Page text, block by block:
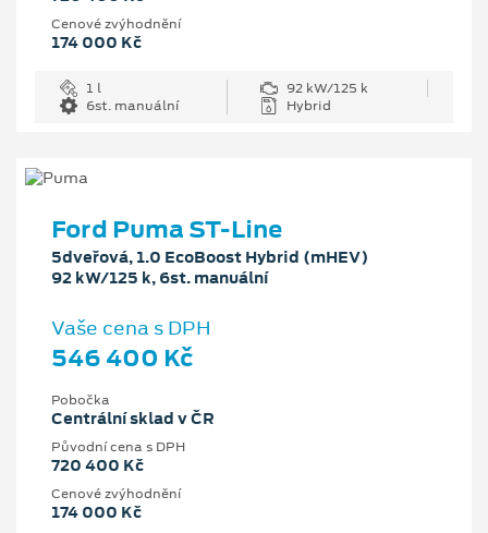
Cenové zvýhodnění
174 000 Kč
1 l
92 kW/125 k
6st. manuální
Hybrid
Ford Puma ST-Line
5dveřová, 1.0 EcoBoost Hybrid (mHEV)
92 kW/125 k, 6st. manuální
Vaše cena s DPH
546 400 Kč
Pobočka
Centrální sklad v ČR
Původní cena s DPH
720 400 Kč
Cenové zvýhodnění
174 000 Kč